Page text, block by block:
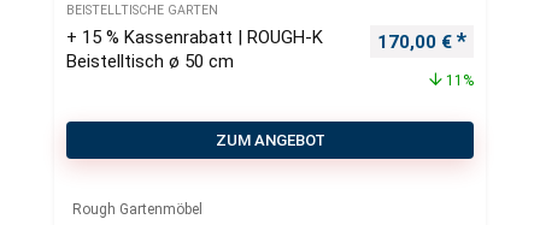
BEISTELLTISCHE GARTEN
+ 15 % Kassenrabatt | ROUGH-K
Beistelltisch ø 50 cm
Ursprünglicher
170,00 €
11%
ZUM ANGEBOT
Rough Gartenmöbel